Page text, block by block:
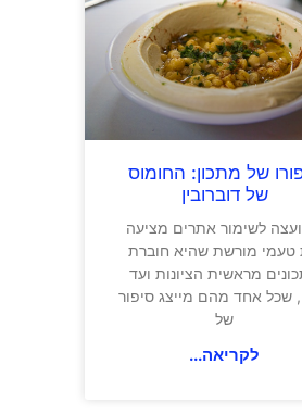
של מתכון: החומוס
של דוברובין
לשימור אתרים מציעה
טעמי מורשת שהיא חוברת
מראשית הציונות ועד
שכל אחד מהם מייצג סיפור
של
לקריאה...